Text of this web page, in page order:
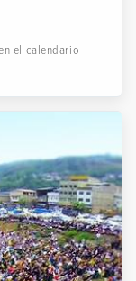
el calendario